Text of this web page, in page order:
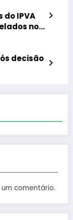
do IPVA
no
decisão
comentário.